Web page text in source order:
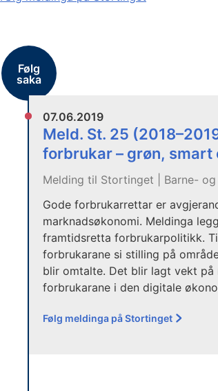
Følg
saka
07.06.2019
Meld. St. 25
forbrukar – grøn, smart
Melding til Stortinget | Barne-
Gode forbrukarrettar er
marknadsøkonomi. Meldinga
framtidsretta forbrukarpolitikk.
forbrukarane si stilling på
blir omtalte. Det blir lagt vekt
forbrukarane i den digitale
Følg meldinga på Stortinget